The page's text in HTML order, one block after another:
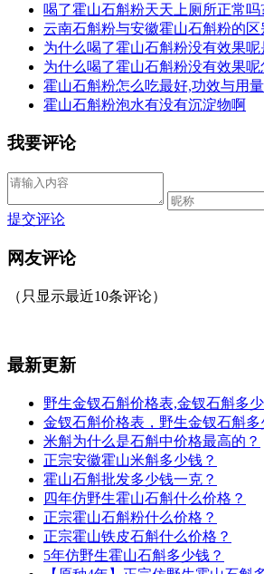
喝了霍山石斛粉天天上厕所正常吗
云南石斛粉与安徽霍山石斛粉的区
为什么喝了霍山石斛粉没有效果呢
为什么喝了霍山石斛粉没有效果
霍山石斛粉怎么吃最好,功效与用
霍山石斛粉泡水有没有沉淀物啊
我要评论
提交评论
网友评论
（只显示最近10条评论）
最新更新
野生金钗石斛价格表,金钗石斛多
金钗石斛价格表，野生金钗石斛多
米斛为什么是石斛中价格最高的？
正宗安徽霍山米斛多少钱？
霍山石斛批发多少钱一克？
四年仿野生霍山石斛什么价格？
正宗霍山石斛粉什么价格？
正宗霍山铁皮石斛什么价格？
5年仿野生霍山石斛多少钱？